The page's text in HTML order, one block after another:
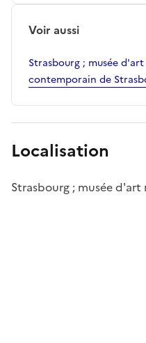
Voir aussi
Strasbourg ; musée
contemporain de
Localisation
Strasbourg ; musée